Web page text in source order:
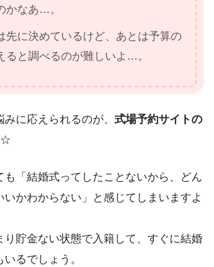
かなあ…。
先に決めているけど、あとは予算の
ると調べるのが難しいよ…。
に応えられるのが、 式場予約サイトの
☆
も「結婚式ってしたことないから、どん
いかわからない」と感じてしまいますよ
り貯金ない状態で入籍して、すぐに結婚
るでしょう。